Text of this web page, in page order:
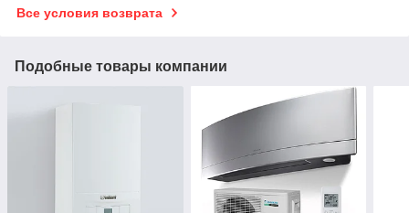
Все условия возврата
Подобные товары компании